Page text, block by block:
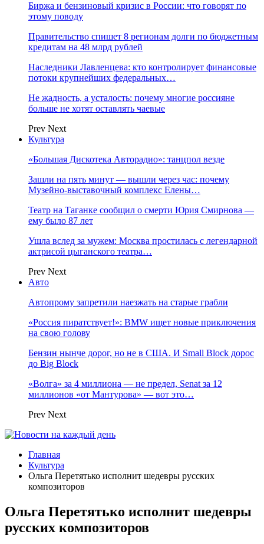
Биржа и бензиновый кризис в России: что говорят по
этому поводу
Правительство спишет 8 регионам долги по бюджетным
кредитам на 48 млрд рублей
Наследники Лавленцева: кто контролирует финансовые
потоки крупнейших федеральных…
Не жадность, а усталость: почему многие россияне
больше не хотят оставлять чаевые
Prev Next
Культура
«Большая Дискотека Авторадио»: танцпол везде
Зашли на пять минут — вышли через час: почему
Музейно-выставочный комплекс Елены…
Театр на Таганке сообщил о смерти Юрия Смирнова —
ему было 87 лет
Ушла вслед за мужем: Москва простилась с легендарной
актрисой цыганского театра…
Prev Next
Авто
Автопрому запретили наезжать на старые грабли
«Россия пиратствует!»: BMW ищет новые приключения
на свою голову
Бензин нынче дорог, но не в США. И Small Block дорос
до Big Block
«Волга» за 4 миллиона — не предел, Senat за 12
миллионов «от Мантурова» — вот это…
Prev Next
Главная
Культура
Ольга Перетятько исполнит шедевры русских
композиторов
Ольга Перетятько исполнит шедевры
русских композиторов